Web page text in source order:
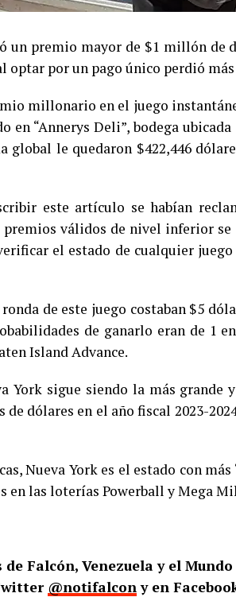
un premio mayor de $1 millón de
optar por un pago único perdió
millonario en el juego
en “Annerys Deli”, bodega
global le quedaron $422,446
este artículo se habían
premios válidos de nivel inferior
el estado de cualquier
de este juego costaban $5
de ganarlo eran de 1
Island Advance.
York sigue siendo la más
de dólares en el año fiscal 2023-
Nueva York es el estado con
en las loterías Powerball y Mega
Falcón, Venezuela y el
@notifalcony en